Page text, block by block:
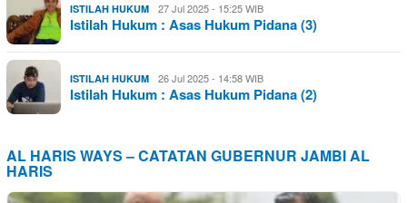
ISTILAH HUKUM 27 Jul 2025 - 15:25 WIB
Istilah Hukum : Asas Hukum Pidana (3)
ISTILAH HUKUM 26 Jul 2025 - 14:58 WIB
Istilah Hukum : Asas Hukum Pidana (2)
AL HARIS WAYS – CATATAN GUBERNUR JAMBI AL
HARIS